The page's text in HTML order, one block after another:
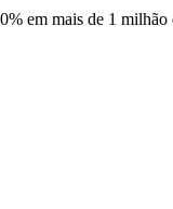
em mais de 1 milhão